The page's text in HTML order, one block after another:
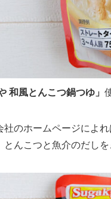
和風とんこつ鍋つゆ」
のホームページによ
んこつと魚介のだし